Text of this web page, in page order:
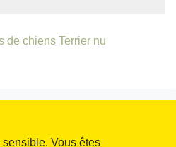
de chiens Terrier nu
Vous êtes